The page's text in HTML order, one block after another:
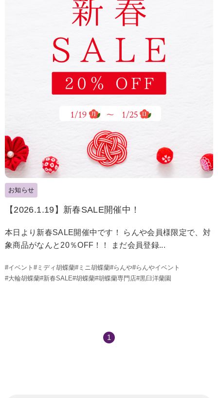
お知らせ
【2026.1.19】新春SALE開催中！
本日より新春SALE開催中です！ らんや会員様限定で、対
象商品がなんと20％OFF！！ まだ会員登録...
#イベント #ミディ胡蝶蘭#ミニ胡蝶蘭#らんや#らんやイベント
#大輪胡蝶蘭#新春SALE#胡蝶蘭#胡蝶蘭専門店#黒臼洋蘭園
1